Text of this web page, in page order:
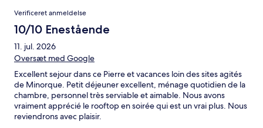
Anmeldelser
Verificeret anmeldelse
10/10 Enestående
11. jul. 2026
Oversæt med Google
Excellent sejour dans ce Pierre et vacances loin des sites agités
de Minorque. Petit déjeuner excellent, ménage quotidien de la
chambre, personnel très serviable et aimable. Nous avons
vraiment apprécié le rooftop en soirée qui est un vrai plus. Nous
reviendrons avec plaisir.